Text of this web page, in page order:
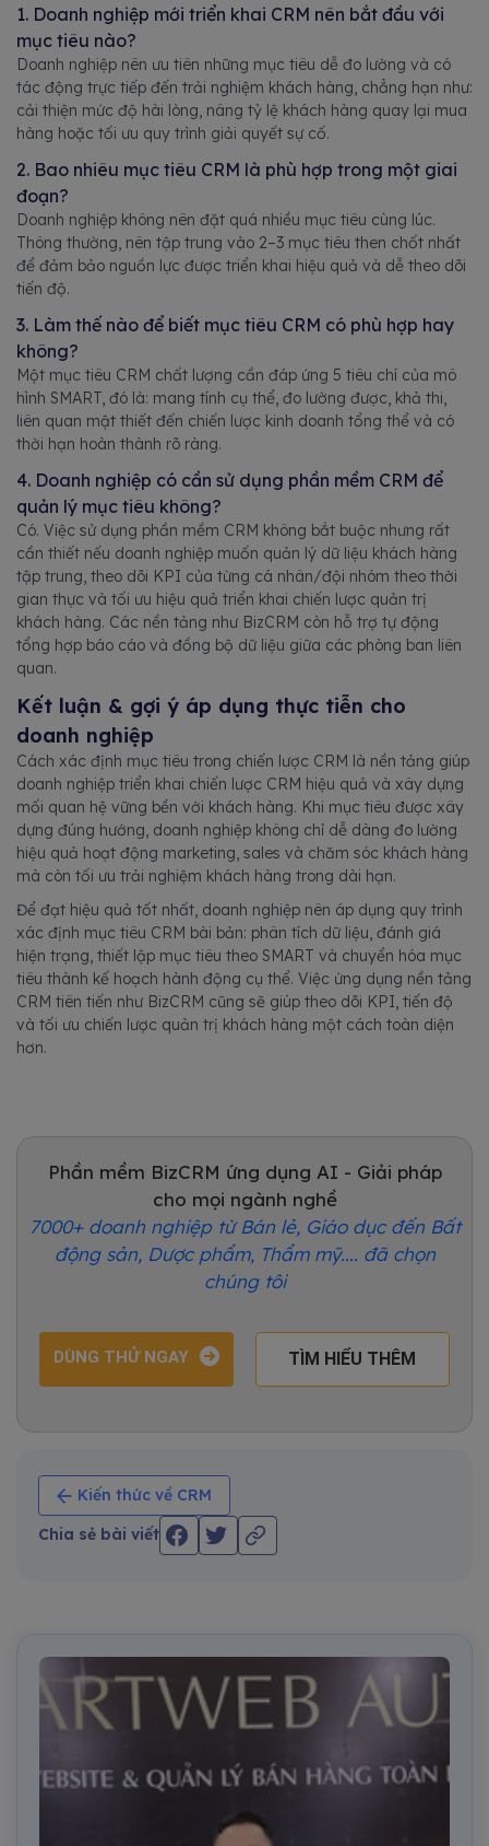
1. Doanh nghiệp mới triển khai CRM nên bắt đầu với
mục tiêu nào?
Doanh nghiệp nên ưu tiên những mục tiêu dễ đo lường và có
tác động trực tiếp đến trải nghiệm khách hàng, chẳng hạn như:
cải thiện mức độ hài lòng, nâng tỷ lệ khách hàng quay lại mua
hàng hoặc tối ưu quy trình giải quyết sự cố.
2. Bao nhiêu mục tiêu CRM là phù hợp trong một giai
đoạn?
Doanh nghiệp không nên đặt quá nhiều mục tiêu cùng lúc.
Thông thường, nên tập trung vào 2–3 mục tiêu then chốt nhất
để đảm bảo nguồn lực được triển khai hiệu quả và dễ theo dõi
tiến độ.
3. Làm thế nào để biết mục tiêu CRM có phù hợp hay
không?
Một mục tiêu CRM chất lượng cần đáp ứng 5 tiêu chí của mô
hình SMART, đó là: mang tính cụ thể, đo lường được, khả thi,
liên quan mật thiết đến chiến lược kinh doanh tổng thể và có
thời hạn hoàn thành rõ ràng.
4. Doanh nghiệp có cần sử dụng phần mềm CRM để
quản lý mục tiêu không?
Có. Việc sử dụng phần mềm CRM không bắt buộc nhưng rất
cần thiết nếu doanh nghiệp muốn quản lý dữ liệu khách hàng
tập trung, theo dõi KPI của từng cá nhân/đội nhóm theo thời
gian thực và tối ưu hiệu quả triển khai chiến lược quản trị
khách hàng. Các nền tảng như BizCRM còn hỗ trợ tự động
tổng hợp báo cáo và đồng bộ dữ liệu giữa các phòng ban liên
quan.
Kết luận & gợi ý áp dụng thực tiễn cho
doanh nghiệp
Cách xác định mục tiêu trong chiến lược CRM là nền tảng giúp
doanh nghiệp triển khai chiến lược CRM hiệu quả và xây dựng
mối quan hệ vững bền với khách hàng. Khi mục tiêu được xây
dựng đúng hướng, doanh nghiệp không chỉ dễ dàng đo lường
hiệu quả hoạt động marketing, sales và chăm sóc khách hàng
mà còn tối ưu trải nghiệm khách hàng trong dài hạn.
Để đạt hiệu quả tốt nhất, doanh nghiệp nên áp dụng quy trình
xác định mục tiêu CRM bài bản: phân tích dữ liệu, đánh giá
hiện trạng, thiết lập mục tiêu theo SMART và chuyển hóa mục
tiêu thành kế hoạch hành động cụ thể. Việc ứng dụng nền tảng
CRM tiên tiến như BizCRM cũng sẽ giúp theo dõi KPI, tiến độ
và tối ưu chiến lược quản trị khách hàng một cách toàn diện
hơn.
Phần mềm BizCRM ứng dụng AI - Giải pháp
cho mọi ngành nghề
7000+ doanh nghiệp từ Bán lẻ, Giáo dục đến Bất
động sản, Dược phẩm, Thẩm mỹ.... đã chọn
chúng tôi
DÙNG THỬ NGAY TÌM HIỂU THÊM
Kiến thức về CRM
Chia sẻ bài viết